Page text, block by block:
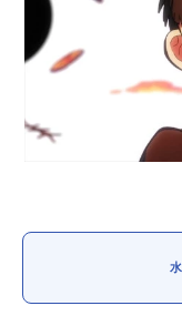
今期アニメ曜日別一覧